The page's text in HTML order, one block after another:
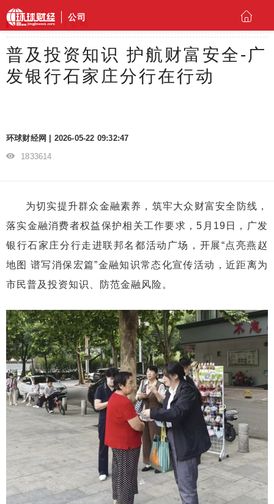
公司
环球财经 公司
普及投资知识 护航财富安全-广
发银行石家庄分行在行动
环球财经网 | 2026-05-22 09:32:47
1833614
为切实提升群众金融素养，筑牢大众财富安全防线，
落实金融消费者权益保护相关工作要求，5月19日，广发
银行石家庄分行走进联邦名都活动广场，开展“点亮燕赵
地图 谱写消保宏篇”金融知识常态化宣传活动，近距离为
市民普及投资知识、防范金融风险。